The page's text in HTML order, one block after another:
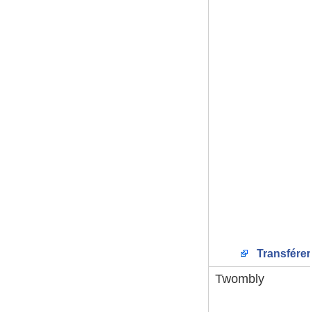
Transférer
Twombly